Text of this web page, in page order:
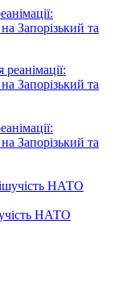
Запорізький та
Запорізький та
НАТО